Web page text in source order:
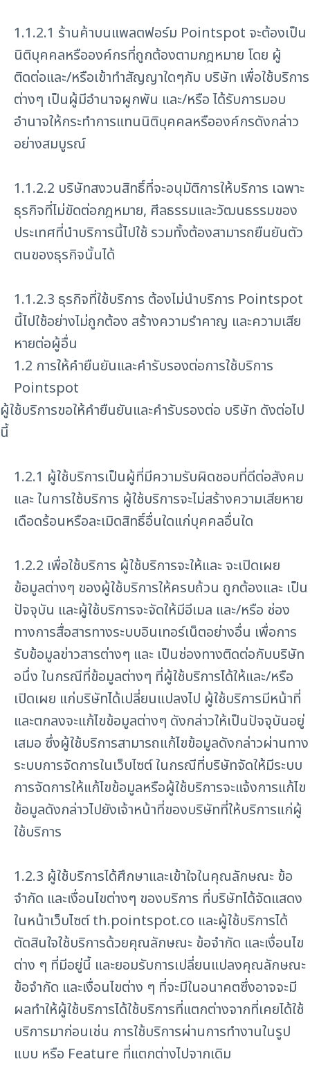
1.1.2.1 ร้านค้าบนแพลตฟอร์ม Pointspot จะต้องเป็น
นิติบุคคลหรือองค์กรที่ถูกต้องตามกฎหมาย โดย ผู้
ติดต่อและ/หรือเข้าทำสัญญาใดๆกับ บริษัท เพื่อใช้บริการ
ต่างๆ เป็นผู้มีอำนาจผูกพัน และ/หรือ ได้รับการมอบ
อำนาจให้กระทำการแทนนิติบุคคลหรือองค์กรดังกล่าว
อย่างสมบูรณ์
1.1.2.2 บริษัทสงวนสิทธิ์ที่จะอนุมัติการให้บริการ เฉพาะ
ธุรกิจที่ไม่ขัดต่อกฎหมาย, ศีลธรรมและวัฒนธรรมของ
ประเทศที่นำบริการนี้ไปใช้ รวมทั้งต้องสามารถยืนยันตัว
ตนของธุรกิจนั้นได้
1.1.2.3 ธุรกิจที่ใช้บริการ ต้องไม่นำบริการ Pointspot
นี้ไปใช้อย่างไม่ถูกต้อง สร้างความรำคาญ และความเสีย
หายต่อผู้อื่น
1.2 การให้คำยืนยันและคำรับรองต่อการใช้บริการ
Pointspot
ผู้ใช้บริการขอให้คำยืนยันและคำรับรองต่อ บริษัท ดังต่อไป
นี้
1.2.1 ผู้ใช้บริการเป็นผู้ที่มีความรับผิดชอบที่ดีต่อสังคม
และ ในการใช้บริการ ผู้ใช้บริการจะไม่สร้างความเสียหาย
เดือดร้อนหรือละเมิดสิทธิ์อื่นใดแก่บุคคลอื่นใด
1.2.2 เพื่อใช้บริการ ผู้ใช้บริการจะให้และ จะเปิดเผย
ข้อมูลต่างๆ ของผู้ใช้บริการให้ครบถ้วน ถูกต้องและ เป็น
ปัจจุบัน และผู้ใช้บริการจะจัดให้มีอีเมล และ/หรือ ช่อง
ทางการสื่อสารทางระบบอินเทอร์เน็ตอย่างอื่น เพื่อการ
รับข้อมูลข่าวสารต่างๆ และ เป็นช่องทางติดต่อกับบริษัท
อนึ่ง ในกรณีที่ข้อมูลต่างๆ ที่ผู้ใช้บริการได้ให้และ/หรือ
เปิดเผย แก่บริษัทได้เปลี่ยนแปลงไป ผู้ใช้บริการมีหน้าที่
และตกลงจะแก้ไขข้อมูลต่างๆ ดังกล่าวให้เป็นปัจจุบันอยู่
เสมอ ซึ่งผู้ใช้บริการสามารถแก้ไขข้อมูลดังกล่าวผ่านทาง
ระบบการจัดการในเว็บไซต์ ในกรณีที่บริษัทจัดให้มีระบบ
การจัดการให้แก้ไขข้อมูลหรือผู้ใช้บริการจะแจ้งการแก้ไข
ข้อมูลดังกล่าวไปยังเจ้าหน้าที่ของบริษัทที่ให้บริการแก่ผู้
ใช้บริการ
1.2.3 ผู้ใช้บริการได้ศึกษาและเข้าใจในคุณลักษณะ ข้อ
จำกัด และเงื่อนไขต่างๆ ของบริการ ที่บริษัทได้จัดแสดง
ในหน้าเว็บไซต์ th.pointspot.co และผู้ใช้บริการได้
ตัดสินใจใช้บริการด้วยคุณลักษณะ ข้อจำกัด และเงื่อนไข
ต่าง ๆ ที่มีอยู่นี้ และยอมรับการเปลี่ยนแปลงคุณลักษณะ
ข้อจำกัด และเงื่อนไขต่าง ๆ ที่จะมีในอนาคตซึ่งอาจจะมี
ผลทำให้ผู้ใช้บริการได้ใช้บริการที่แตกต่างจากที่เคยได้ใช้
บริการมาก่อนเช่น การใช้บริการผ่านการทำงานในรูป
แบบ หรือ Feature ที่แตกต่างไปจากเดิม